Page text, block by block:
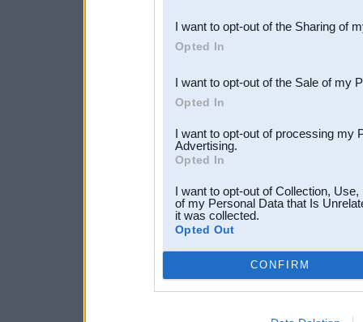
Downstream Participants
third parties.
I want to opt-out of the Sharing of
Opted In
I want to opt-out of the Sale of my
Opted In
I want to opt-out of processing my
Advertising.
Opted In
I want to opt-out of Collection,
of my Personal Data that Is
it was collected.
Opted Out
CONFIRM